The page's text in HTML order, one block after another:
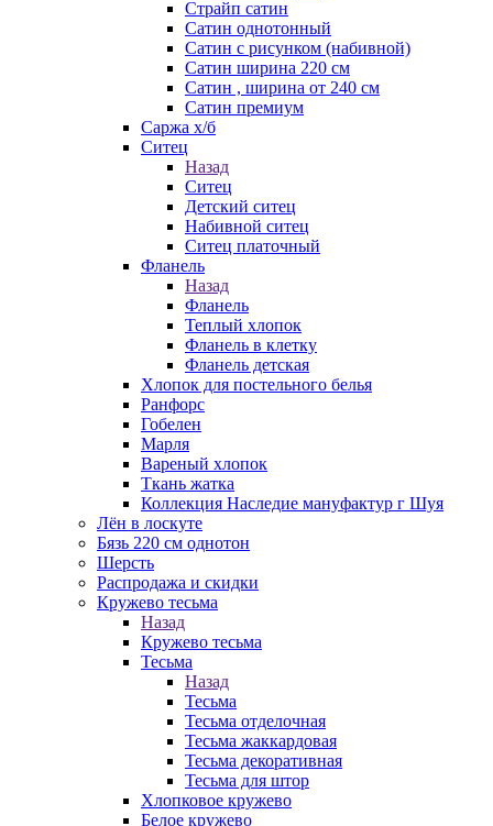
Страйп сатин
Сатин однотонный
Сатин с рисунком (набивной)
Сатин ширина 220 см
Сатин , ширина от 240 см
Сатин премиум
Саржа х/б
Ситец
Назад
Ситец
Детский ситец
Набивной ситец
Ситец платочный
Фланель
Назад
Фланель
Теплый хлопок
Фланель в клетку
Фланель детская
Хлопок для постельного белья
Ранфорс
Гобелен
Марля
Вареный хлопок
Ткань жатка
Коллекция Наследие мануфактур г Шуя
Лён в лоскуте
Бязь 220 см однотон
Шерсть
Распродажа и скидки
Кружево тесьма
Назад
Кружево тесьма
Тесьма
Назад
Тесьма
Тесьма отделочная
Тесьма жаккардовая
Тесьма декоративная
Тесьма для штор
Хлопковое кружево
Белое кружево